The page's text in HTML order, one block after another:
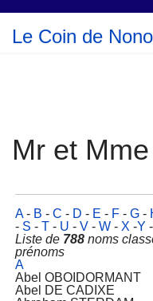
Le Coin de Nono
Mr et
A- B - C - D - E - F - G -
- S - T - U - V - W - X -Y -
Liste de 788 noms
prénoms
A
Abel OBOIDORMANT
Abel DE CADIXE